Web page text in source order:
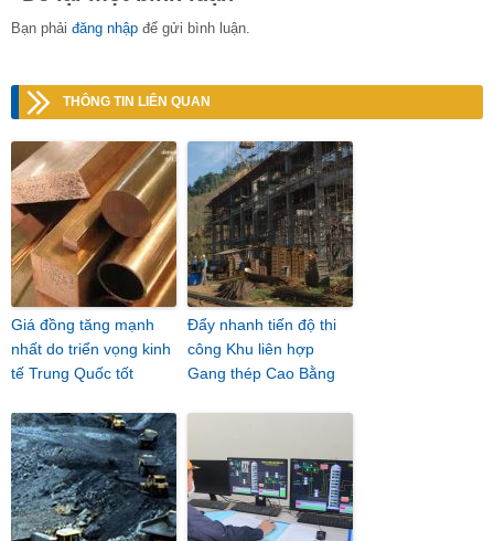
Bạn phải đăng nhập để gửi bình luận.
THÔNG TIN LIÊN QUAN
Giá đồng tăng mạnh
nhất do triển vọng kinh
tế Trung Quốc tốt
Đẩy nhanh tiến độ thi
công Khu liên hợp
Gang thép Cao Bằng